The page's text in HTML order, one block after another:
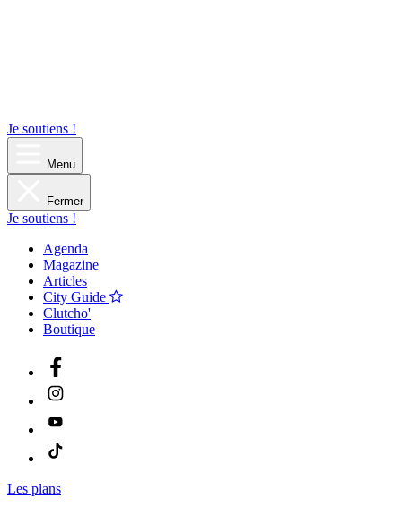
Je soutiens !
Menu
Fermer
Je soutiens !
Agenda
Magazine
Articles
City Guide
Clutcho'
Boutique
Les plans